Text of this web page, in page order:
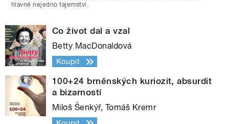
hlavně nejedno tajemství.
Co život dal a vzal
Betty MacDonaldová
Koupit
100+24 brněnských kuriozit, absurdit
a bizarností
Miloš Šenkýř, Tomáš Kremr